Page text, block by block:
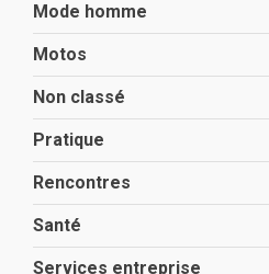
Mode homme
Motos
Non classé
Pratique
Rencontres
Santé
Services entreprise